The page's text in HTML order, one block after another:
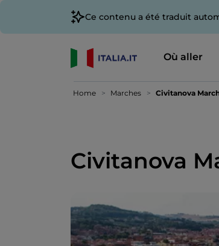
Ce contenu a été traduit
Où aller
Home Marches Civitanova
Civitanova